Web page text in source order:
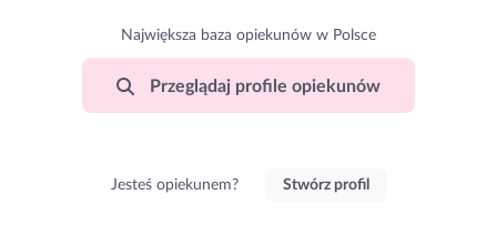
Największa baza opiekunów w Polsce
Przeglądaj profile opiekunów
Jesteś opiekunem? Stwórz profil